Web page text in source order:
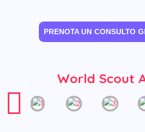
PRENOTA UN CONSULTO
World Scout